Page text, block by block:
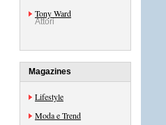
Tony Ward
Attori
Magazines
Lifestyle
Moda e Trend